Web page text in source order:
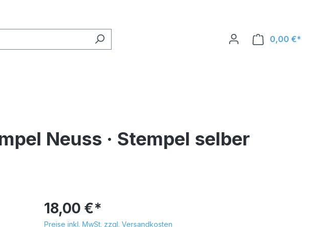
0,00 €*
Neuss · Stempel selber
18,00 €*
Preise inkl. MwSt. zzgl. Versandkosten